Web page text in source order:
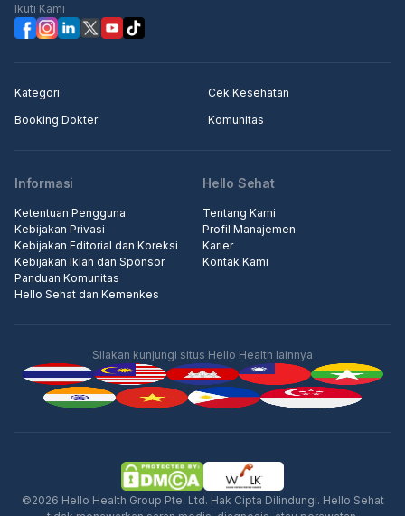
Iklan
Ikuti Kami
Kategori
Cek Kesehatan
Booking Dokter
Komunitas
Informasi
Ketentuan Pengguna
Kebijakan Privasi
Kebijakan Editorial dan Koreksi
Kebijakan Iklan dan Sponsor
Panduan Komunitas
Hello Sehat dan Kemenkes
Hello Sehat
Tentang Kami
Profil Manajemen
Karier
Kontak Kami
Silakan kunjungi situs Hello Health lainnya
©2026 Hello Health Group Pte. Ltd. Hak Cipta Dilindungi. Hello Sehat